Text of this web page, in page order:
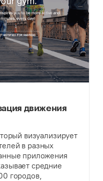
движения
визуализирует
в разных
приложения
средние
городов,